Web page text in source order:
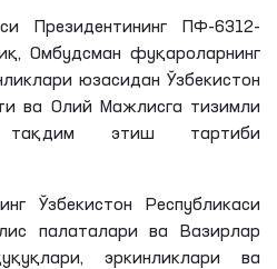
Президентининг ПФ-6312-
Омбудсман фуқароларнинг
юзасидан Ўзбекистон
ва Олий Мажлисга тизимли
этиш тартиби
Ўзбекистон Республикаси
палаталари ва Вазирлар
эркинликлари ва